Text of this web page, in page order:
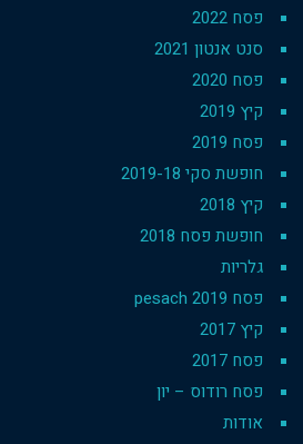
פסח 2022
סנט אנטון 2021
פסח 2020
קיץ 2019
פסח 2019
חופשת סקי 2019-18
קיץ 2018
חופשת פסח 2018
גלריות
פסח 2019 pesach
קיץ 2017
פסח 2017
פסח רודוס – יון
אודות